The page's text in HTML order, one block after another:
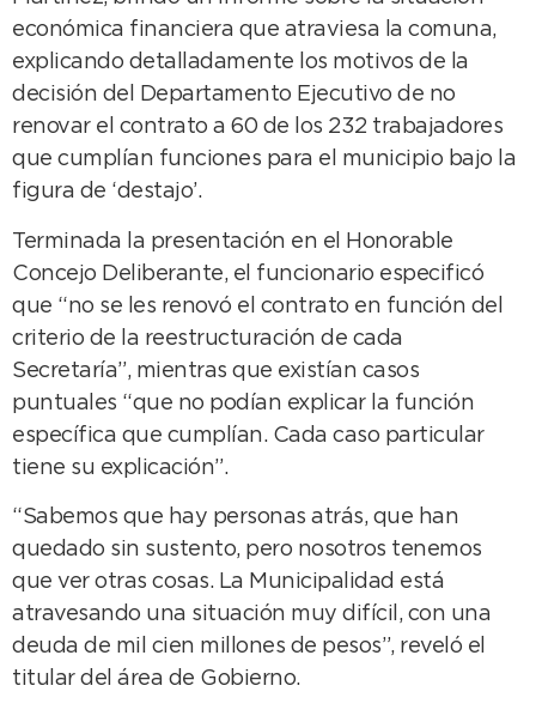
económica financiera que atraviesa la comuna,
explicando detalladamente los motivos de la
decisión del Departamento Ejecutivo de no
renovar el contrato a 60 de los 232 trabajadores
que cumplían funciones para el municipio bajo la
figura de ‘destajo’.
Terminada la presentación en el Honorable
Concejo Deliberante, el funcionario especificó
que “no se les renovó el contrato en función del
criterio de la reestructuración de cada
Secretaría”, mientras que existían casos
puntuales “que no podían explicar la función
específica que cumplían. Cada caso particular
tiene su explicación”.
“Sabemos que hay personas atrás, que han
quedado sin sustento, pero nosotros tenemos
que ver otras cosas. La Municipalidad está
atravesando una situación muy difícil, con una
deuda de mil cien millones de pesos”, reveló el
titular del área de Gobierno.